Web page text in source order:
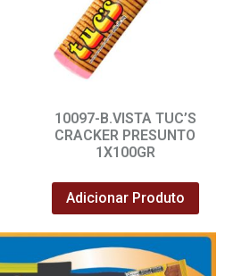
10097-B.VISTA TUC’S
CRACKER PRESUNTO
1X100GR
Adicionar Produto